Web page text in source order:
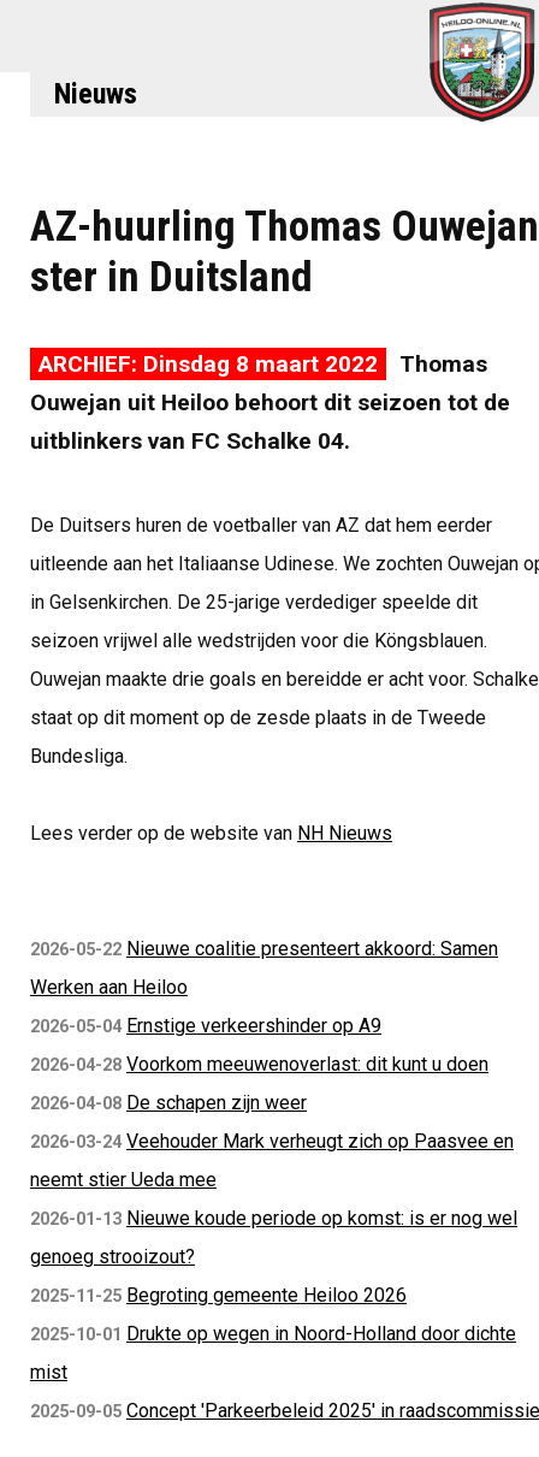
Nieuws
AZ-huurling Thomas Ouwejan
ster in Duitsland
ARCHIEF: Dinsdag 8 maart 2022
Thomas
Ouwejan uit Heiloo behoort dit seizoen tot de
uitblinkers van FC Schalke 04.
De Duitsers huren de voetballer van AZ dat hem eerder
uitleende aan het Italiaanse Udinese. We zochten Ouwejan
in Gelsenkirchen. De 25-jarige verdediger speelde dit
seizoen vrijwel alle wedstrijden voor die Köngsblauen.
Ouwejan maakte drie goals en bereidde er acht voor. Schalke
staat op dit moment op de zesde plaats in de Tweede
Bundesliga.
Lees verder op de website van NH Nieuws
2026-05-22 Nieuwe coalitie presenteert akkoord: Samen
Werken aan Heiloo
2026-05-04 Ernstige verkeershinder op A9
2026-04-28 Voorkom meeuwenoverlast: dit kunt u doen
2026-04-08 De schapen zijn weer
2026-03-24 Veehouder Mark verheugt zich op Paasvee en
neemt stier Ueda mee
2026-01-13 Nieuwe koude periode op komst: is er nog wel
genoeg strooizout?
2025-11-25 Begroting gemeente Heiloo 2026
2025-10-01 Drukte op wegen in Noord-Holland door dichte
mist
2025-09-05 Concept 'Parkeerbeleid 2025' in raadscommissie